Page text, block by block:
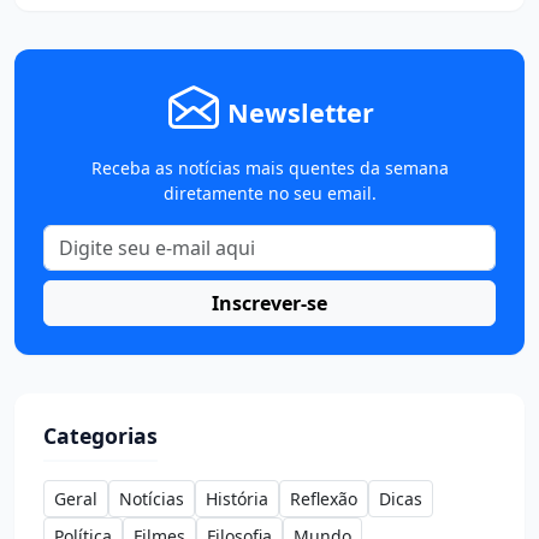
Newsletter
Receba as notícias mais quentes da semana
diretamente no seu email.
Inscrever-se
Categorias
Geral Notícias História Reflexão
Dicas